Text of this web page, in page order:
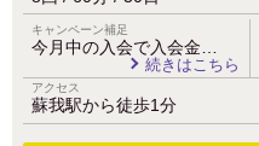
キャンペーン補足
今月中の入会で入会金…
続きはこちら
アクセス
蘇我駅から徒歩1分